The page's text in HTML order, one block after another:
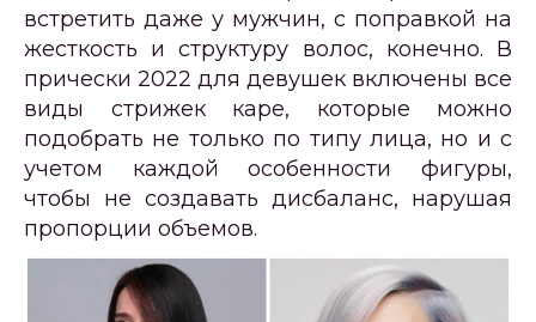
встретить даже у мужчин, с поправкой на
жесткость и структуру волос, конечно. В
прически 2022 для девушек включены все
виды стрижек каре, которые можно
подобрать не только по типу лица, но и с
учетом каждой особенности фигуры,
чтобы не создавать дисбаланс, нарушая
пропорции объемов.